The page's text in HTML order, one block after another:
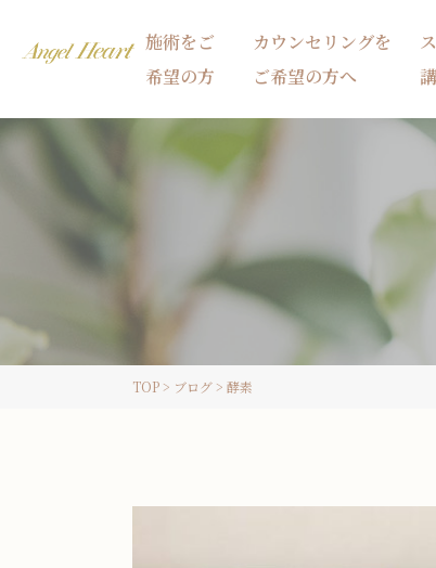
カウンセリングをご希望の方へ
施術をご
希望の方
カウンセリングを
ご希望の方へ
TOP> ブログ> 酵素